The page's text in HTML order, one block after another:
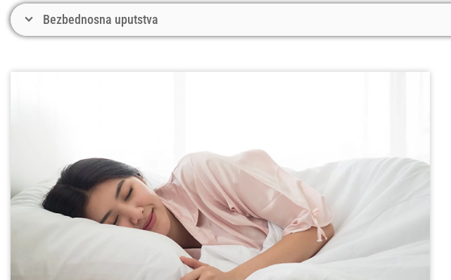
Bezbednosna uputstva